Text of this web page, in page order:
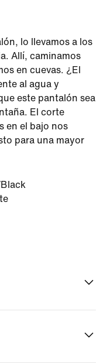
lo llevamos a los
Allí, caminamos
en cuevas. ¿El
al agua y
este pantalón sea
El corte
en el bajo nos
para una mayor